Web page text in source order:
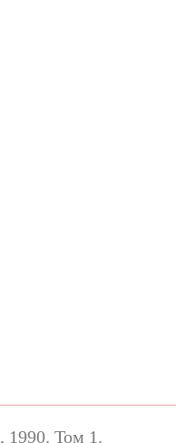
1990. Том 1.